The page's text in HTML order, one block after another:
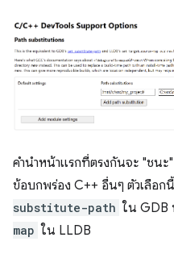
คำนำหน้าแรกที่ตรงกันจะ "ชน
ข้อบกพร่อง C++ อื่นๆ ตัวเลือก
substitute-path ใน GDB
map ใน LLDB